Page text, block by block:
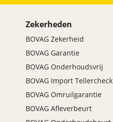
Zekerheden
BOVAG Zekerheid
BOVAG Garantie
BOVAG Onderhoudsvrij
BOVAG Import Tellercheck
BOVAG Omruilgarantie
BOVAG Afleverbeurt